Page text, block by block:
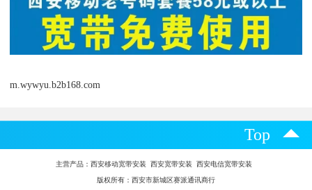
m.wywyu.b2b168.com
Top
主营产品： 西安移动宽带安装 西安宽带安装 西安电信宽带安装
版权所有：西安市新城区赛派通讯商行